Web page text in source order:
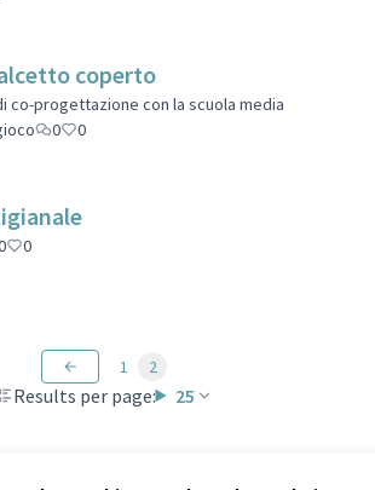
coperto
co-progettazione con la scuola media
0 0
0
Results per page: 25
1 2